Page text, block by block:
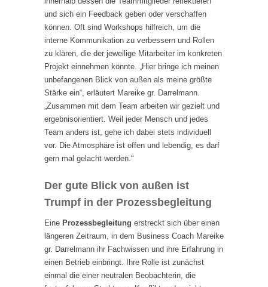
und sich ein Feedback geben oder verschaffen
können. Oft sind Workshops hilfreich, um die
interne Kommunikation zu verbessern und Rollen
zu klären, die der jeweilige Mitarbeiter im konkreten
Projekt einnehmen könnte. „Hier bringe ich meinen
unbefangenen Blick von außen als meine größte
Stärke ein“, erläutert Mareike gr. Darrelmann.
„Zusammen mit dem Team arbeiten wir gezielt und
ergebnisorientiert. Weil jeder Mensch und jedes
Team anders ist, gehe ich dabei stets individuell
vor. Die Atmosphäre ist offen und lebendig, es darf
gern mal gelacht werden.“
Der gute Blick von außen ist
Trumpf in der Prozessbegleitung
Eine Prozessbegleitung erstreckt sich über einen
längeren Zeitraum, in dem Business Coach Mareike
gr. Darrelmann ihr Fachwissen und ihre Erfahrung in
einen Betrieb einbringt. Ihre Rolle ist zunächst
einmal die einer neutralen Beobachterin, die